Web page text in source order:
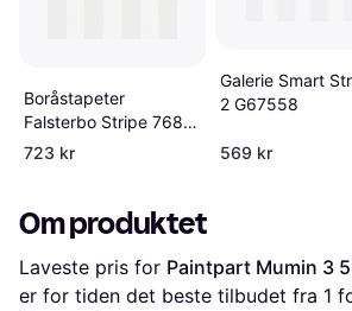
Boråstapeter
Falsterbo Stripe 7687
Grå
723 kr
Galerie Smart
2 G67558
569 kr
Om produktet
Laveste pris for Paintpart Mumin 3
er for tiden det beste tilbudet fra 1